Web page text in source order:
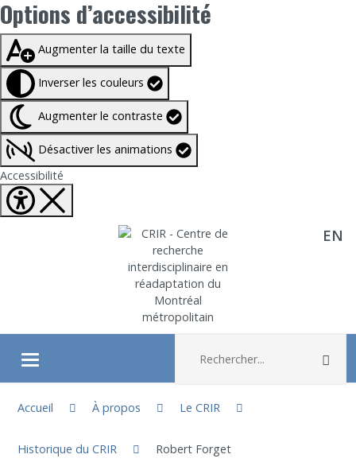
Options d’accessibilité
Taille du texte à100%
Augmenter la taille du texte
Inverser les couleurs
Augmenter le contraste
Désactiver les animations
Accessibilité
Aller directement au contenu EN
Ouvrir/fermer le menu
À propos
Recherche
Accueil
À propos Le CRIR
Historique du CRIR Robert Forget